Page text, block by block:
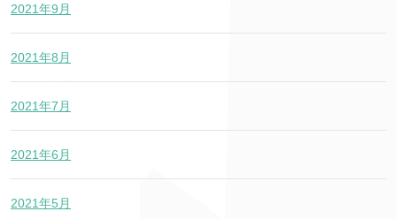
2021年9月
2021年8月
2021年7月
2021年6月
2021年5月